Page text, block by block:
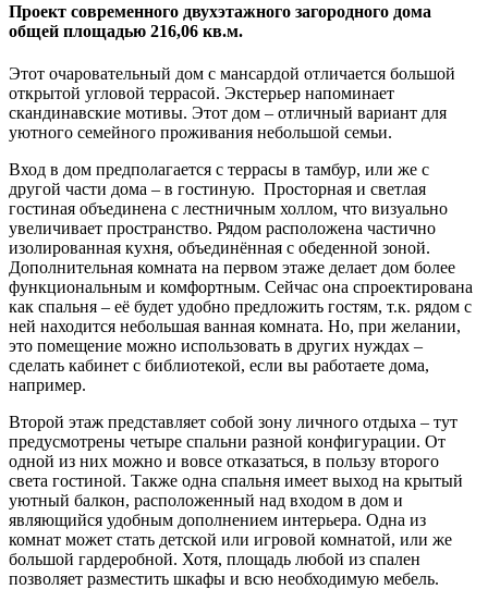
Проект современного двухэтажного загородного дома
общей площадью 216,06 кв.м.
Этот очаровательный дом с мансардой отличается большой
открытой угловой террасой. Экстерьер напоминает
скандинавские мотивы. Этот дом – отличный вариант для
уютного семейного проживания небольшой семьи.
Вход в дом предполагается с террасы в тамбур, или же с
другой части дома – в гостиную. Просторная и светлая
гостиная объединена с лестничным холлом, что визуально
увеличивает пространство. Рядом расположена частично
изолированная кухня, объединённая с обеденной зоной.
Дополнительная комната на первом этаже делает дом более
функциональным и комфортным. Сейчас она спроектирована
как спальня – её будет удобно предложить гостям, т.к. рядом с
ней находится небольшая ванная комната. Но, при желании,
это помещение можно использовать в других нуждах –
сделать кабинет с библиотекой, если вы работаете дома,
например.
Второй этаж представляет собой зону личного отдыха – тут
предусмотрены четыре спальни разной конфигурации. От
одной из них можно и вовсе отказаться, в пользу второго
света гостиной. Также одна спальня имеет выход на крытый
уютный балкон, расположенный над входом в дом и
являющийся удобным дополнением интерьера. Одна из
комнат может стать детской или игровой комнатой, или же
большой гардеробной. Хотя, площадь любой из спален
позволяет разместить шкафы и всю необходимую мебель.